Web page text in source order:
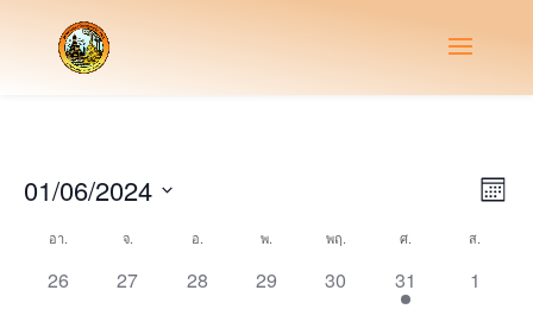
Month
01/06/2024
date.
Calendar
of
อา. จ. อ. พ. พฤ. ศ. ส.
0
26
0
27
0
28
0
29
0
30
1
event,
31
0
1